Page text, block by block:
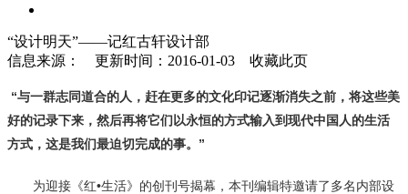
“设计明天”——记红古轩设计部
信息来源：
更新时间：2016-01-03 收藏此页
“与一群志同道合的人，赶在更多的文化印记逐渐消失之前，将这些美
好的记录下来，然后再将它们以永恒的方式输入到现代中国人的生活
方式，这是我们最迫切完成的事。”
为迎接《红•生活》的创刊号揭幕，本刊编辑特邀请了多名内部设